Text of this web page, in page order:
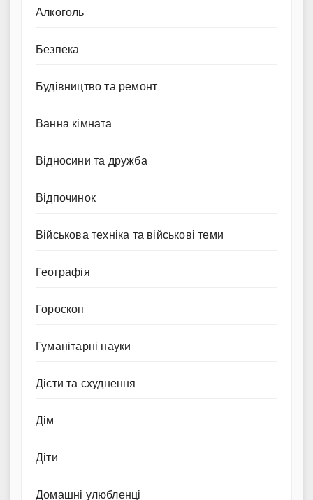
Алкоголь
Безпека
Будівництво та ремонт
Ванна кімната
Відносини та дружба
Відпочинок
Військова техніка та військові теми
Географія
Гороскоп
Гуманітарні науки
Дієти та схуднення
Дім
Діти
Домашні улюбленці